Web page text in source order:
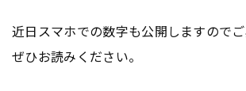
近日スマホでの数字も公開しますので
ぜひお読みください。